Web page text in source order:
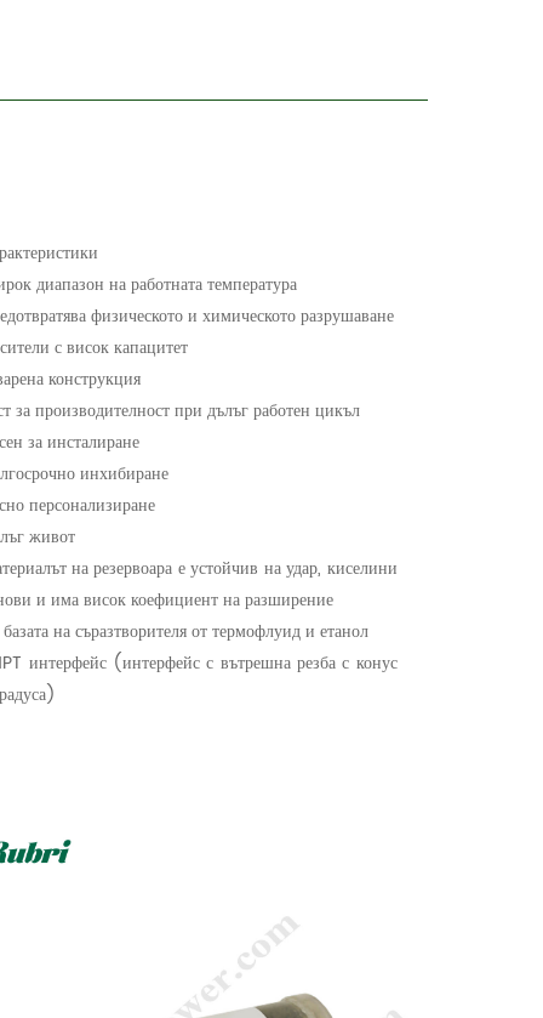
диапазон на работната температура
физическото и химическото разрушаване
с висок капацитет
конструкция
за производителност при дълъг работен цикъл
за инсталиране
инхибиране
персонализиране
живот
на резервоара е устойчив на удар, киселини
и има висок коефициент на разширение
на съразтворителя от термофлуид и етанол
интерфейс (интерфейс с вътрешна резба с конус